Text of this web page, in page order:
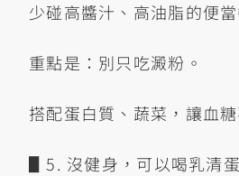
少碰高醬汁、高油脂的便當
重點是：別只吃澱粉。
搭配蛋白質、蔬菜，讓血糖
▋5. 沒健身，可以喝乳清